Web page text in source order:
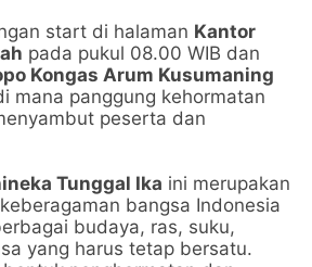
start di halaman Kantor
pada pukul 08.00 WIB dan
Kongas Arum Kusumaning
mana panggung kehormatan
peserta dan
Tunggal Ika ini merupakan
bangsa Indonesia
budaya, ras, suku,
yang harus tetap bersatu.